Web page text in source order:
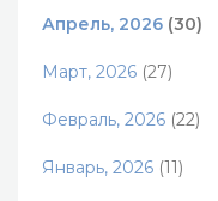
Апрель, 2026 (30)
Март, 2026 (27)
Февраль, 2026 (22)
Январь, 2026 (11)